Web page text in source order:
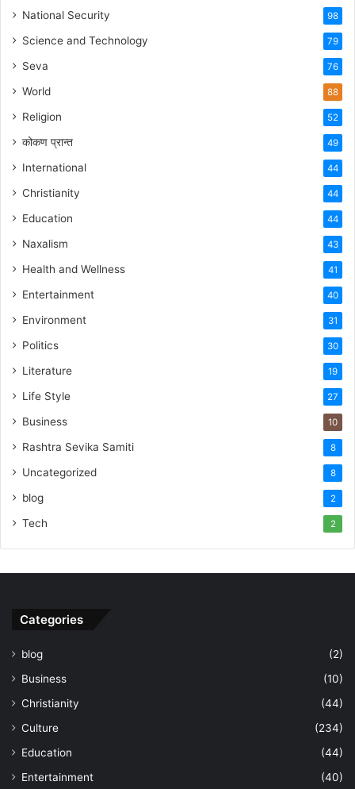
National Security 98
Science and Technology 79
Seva 76
World 88
Religion 52
कोकण प्रान्त 49
International 44
Christianity 44
Education 44
Naxalism 43
Health and Wellness 41
Entertainment 40
Environment 31
Politics 30
Literature 19
Life Style 27
Business 10
Rashtra Sevika Samiti 8
Uncategorized 8
blog 2
Tech 2
Categories
blog
(2)
Business
(10)
Christianity
(44)
Culture
(234)
Education
(44)
Entertainment
(40)